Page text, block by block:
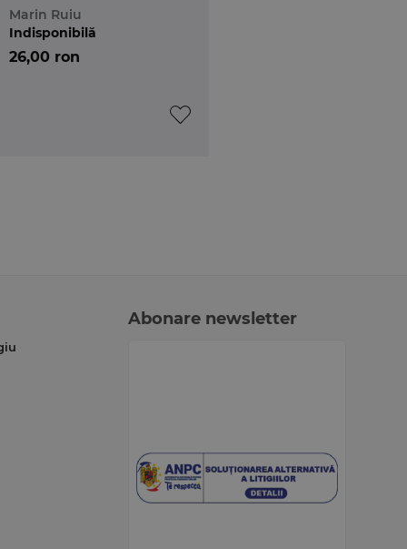
Marin Ruiu
26,00 ron
Indisponibilă
Abonare newsletter